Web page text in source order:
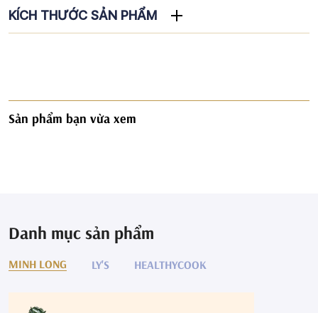
KÍCH THƯỚC SẢN PHẨM
Sản phẩm bạn vừa xem
Danh mục sản phẩm
MINH LONG LY'S HEALTHYCOOK